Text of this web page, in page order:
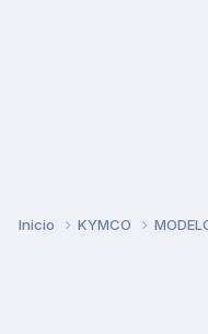
Inicio KYMCO